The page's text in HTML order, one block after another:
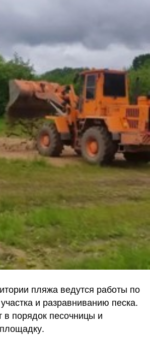
пляжа ведутся работы по
и разравниванию песка.
в порядок песочницы и